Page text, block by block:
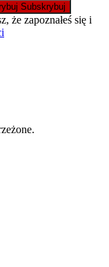
Subskrybuj
że zapoznałeś się i